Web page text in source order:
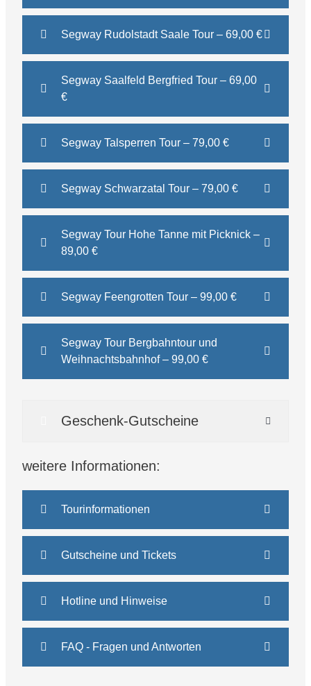
Segway Rudolstadt Saale Tour – 69,00 €
Segway Saalfeld Bergfried Tour – 69,00
€
Segway Talsperren Tour – 79,00 €
Segway Schwarzatal Tour – 79,00 €
Segway Tour Hohe Tanne mit Picknick –
89,00 €
Segway Feengrotten Tour – 99,00 €
Segway Tour Bergbahntour und
Weihnachtsbahnhof – 99,00 €
Geschenk-Gutscheine
weitere Informationen:
Tourinformationen
Gutscheine und Tickets
Hotline und Hinweise
FAQ - Fragen und Antworten